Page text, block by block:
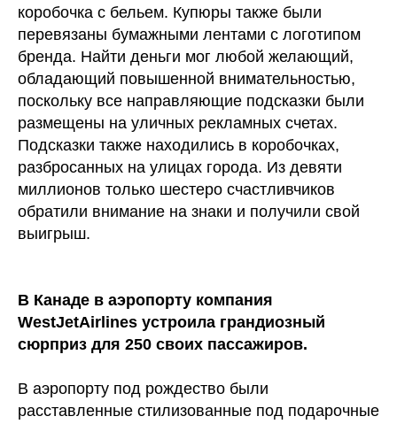
коробочка с бельем. Купюры также были
перевязаны бумажными лентами с логотипом
бренда. Найти деньги мог любой желающий,
обладающий повышенной внимательностью,
поскольку все направляющие подсказки были
размещены на уличных рекламных счетах.
Подсказки также находились в коробочках,
разбросанных на улицах города. Из девяти
миллионов только шестеро счастливчиков
обратили внимание на знаки и получили свой
выигрыш.
В Канаде в аэропорту компания
WestJetAirlines устроила грандиозный
сюрприз для 250 своих пассажиров.
В аэропорту под рождество были
расставленные стилизованные под подарочные